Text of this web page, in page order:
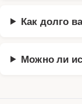
Как долго
Можно ли